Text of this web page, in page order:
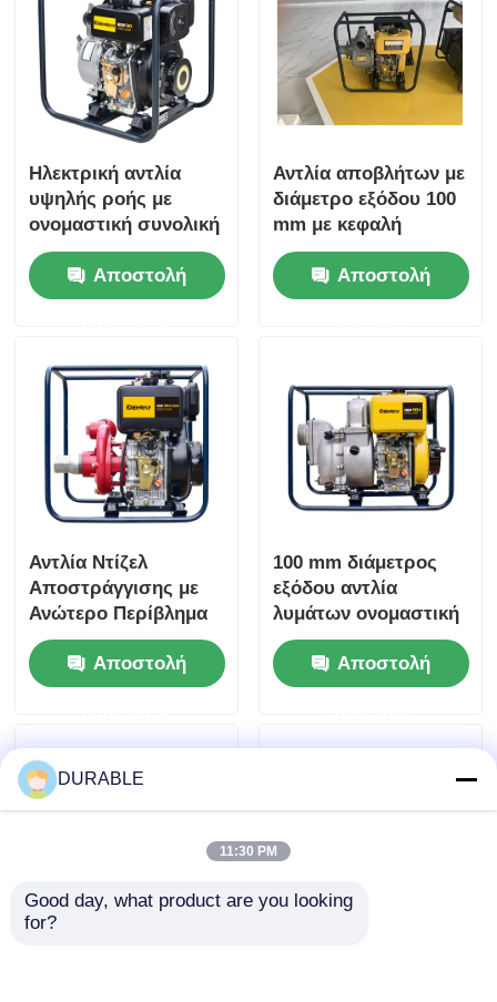
Ηλεκτρική αντλία
υψηλής ροής με
ονομαστική συνολική
μανομετρική πίεση
16m σχεδιασμένη για
την ενίσχυση της
εργασίες διαχείρισης
Αποστολή
Αντλία αποβλήτων με
διάμετρο εξόδου 100
mm με κεφαλή
μέγιστης
αναρρόφησης 8 M και
ανώτερο ατσάλινο
Αποστολή
Αντλία Ντίζελ
Αποστράγγισης με
Ανώτερο Περίβλημα
Κινητήρα από
Ατσάλι,
Βελτιστοποιημένη
Συνθήκες Βαρέως
Φορτίου
Αποστολή
100 mm διάμετρος
εξόδου αντλία
λυμάτων ονομαστική
συνολική κεφαλή 16m
ονομαστική ισχύς 8,6
kW αντλία για
Αποστολή
DURABLE
11:30 PM
Good day, what product are you looking
for?